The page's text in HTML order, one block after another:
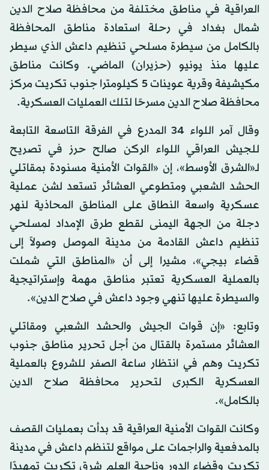
العراقية في مناطق مختلفة من محافظة صلاح الدين
شمال بغداد في رحلة استعادة مناطق المحافظة
بالكامل من سيطرة مسلحي تنظيم داعش الذي سيطر
عليها منذ يونيو (حزيران) الماضي. وكانت مناطق
مكيشيفة وقرية عوينات 5 كيلومترا جنوب تكريت مركز
محافظة صلاح الدين مسرحًا لتلك العمليات العسكرية.
وقال آمر اللواء 34 المدرع في الفرقة التاسعة التابعة
للجيش العراقي اللواء الركن صالح حرز في تصريح
لـ«الشرق الأوسط»، إن «القوات الأمنية مسنودة بمقاتلي
الحشد الشعبي ومتطوعي العشائر تستعد لشن عملية
عسكرية واسعة النطاق على المناطق المحاذية لنهر
دجلة من الجهة اليمنى لقطع طرق الإمداد لمسلحي
تنظيم داعش القادمة من مدينة الموصل وصولاً إلى
قضاء بيجي»، مشيرا إلى أن «المناطق التي شملت
بالعملية العسكرية تعتبر مناطق مهمة وإستراتيجية
والسيطرة عليها تنهي وجود داعش في صلاح الدين».
وتابع: «إن قوات الجيش والحشد الشعبي ومقاتلي
العشائر مستمرة بالقتال من أجل تحرير مناطق جنوب
تكريت وهم في انتظار ساعة الصفر للشروع بالعملية
العسكرية الكبرى لتحرير محافظة صلاح الدين
بالكامل».
وكانت القوات الأمنية العراقية قد بدأت بعمليات القصف
بالمدفعية والراجمات على مواقع لتنظم داعش في مدينة
تكريت وقضاء الدور وناحية العلم شرق تكريت تمهيدًا